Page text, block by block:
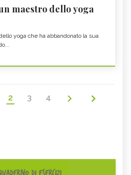
maestro dello yoga
yoga che ha abbandonato la sua
2 3 4